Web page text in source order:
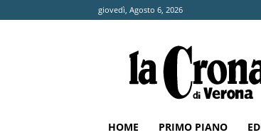
giovedì, Agosto 6, 2026
Cronaca
di
Verona
HOME PRIMO PIANO